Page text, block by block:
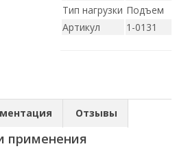
Тип нагрузки Подъем
Артикул
1-0131
Отзывы
применения